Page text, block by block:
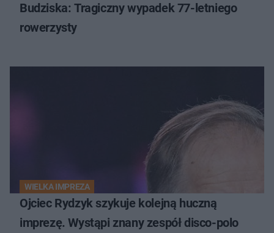
Budziska: Tragiczny wypadek 77-letniego
rowerzysty
WIELKA IMPREZA
Ojciec Rydzyk szykuje kolejną huczną
imprezę. Wystąpi znany zespół disco-polo